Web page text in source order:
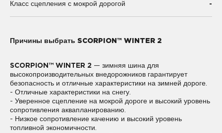
Класс сцепления с мокрой дорогой -
Причины выбрать SCORPION™ WINTER 2
SCORPION™ WINTER 2 — зимняя шина для
высокопроизводительных внедорожников гарантирует
безопасность и отличные характеристики на зимней дороге.
- Отличные характеристики на снегу.
- Уверенное сцепление на мокрой дороге и высокий уровень
сопротивления аквапланированию.
- Низкое сопротивление качению и высокий уровень
топливной экономичности.